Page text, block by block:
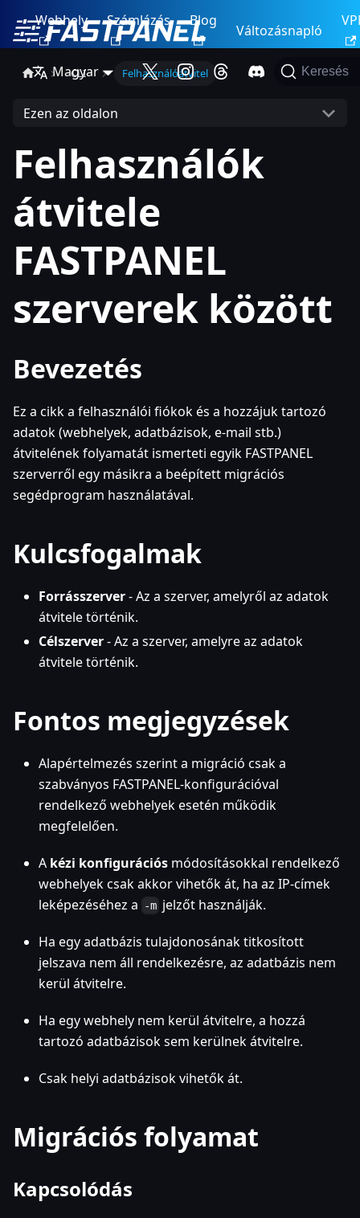
Webhely Számlázás Blog
Változásnapló
Magyar Keresés
CLI Felhasználóátvitel
Ezen az oldalon
Felhasználók
átvitele
FASTPANEL
szerverek között
Bevezetés
Ez a cikk a felhasználói fiókok és a hozzájuk tartozó
adatok (webhelyek, adatbázisok, e-mail stb.)
átvitelének folyamatát ismerteti egyik FASTPANEL
szerverről egy másikra a beépített migrációs
segédprogram használatával.
Kulcsfogalmak
Forrásszerver- Az a szerver, amelyről az adatok
átvitele történik.
Célszerver- Az a szerver, amelyre az adatok
átvitele történik.
Fontos megjegyzések
Alapértelmezés szerint a migráció csak a
szabványos FASTPANEL-konfigurációval
rendelkező webhelyek esetén működik
megfelelően.
A kézi konfigurációs módosításokkal rendelkező
webhelyek csak akkor vihetők át, ha az IP-címek
leképezéséhez a
-m jelzőt használják.
Ha egy adatbázis tulajdonosának titkosított
jelszava nem áll rendelkezésre, az adatbázis nem
kerül átvitelre.
Ha egy webhely nem kerül átvitelre, a hozzá
tartozó adatbázisok sem kerülnek átvitelre.
Csak helyi adatbázisok vihetők át.
Migrációs folyamat
Kapcsolódás